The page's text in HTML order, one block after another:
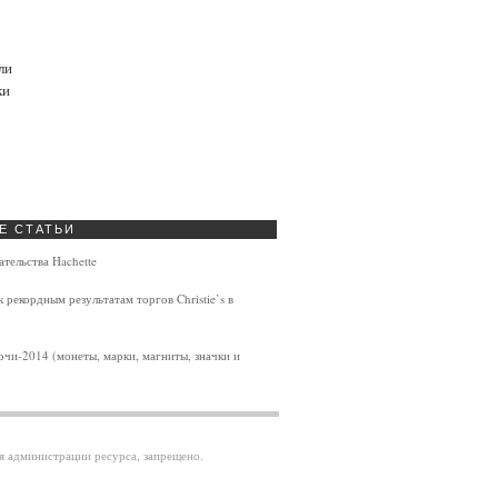
СТАТЬИ
Hachette
результатам торгов Christie’s в
2014 (монеты, марки, магниты, значки и
ресурса, запрещено.